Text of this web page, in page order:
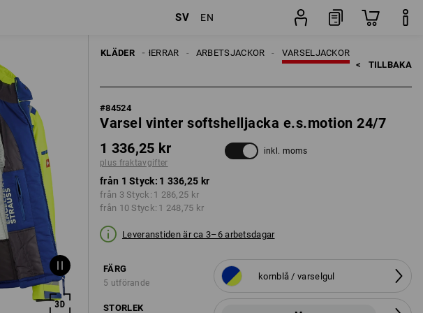
SV EN
KLÄDER VARSELJACKOR
ARBETSJACKOR
HERRAR
< TILLBAKA
#84524
Varsel vinter softshelljacka e.s.motion 24/7
1 336,25 kr
plus fraktavgifter
inkl. moms
från 1 Styck: 1 336,25 kr
från 3 Styck: 1 286,25 kr
från 10 Styck: 1 248,75 kr
Leveranstiden är ca 3–6 arbetsdagar
FÄRG
5 utförande
kornblå / varselgul
STORLEK